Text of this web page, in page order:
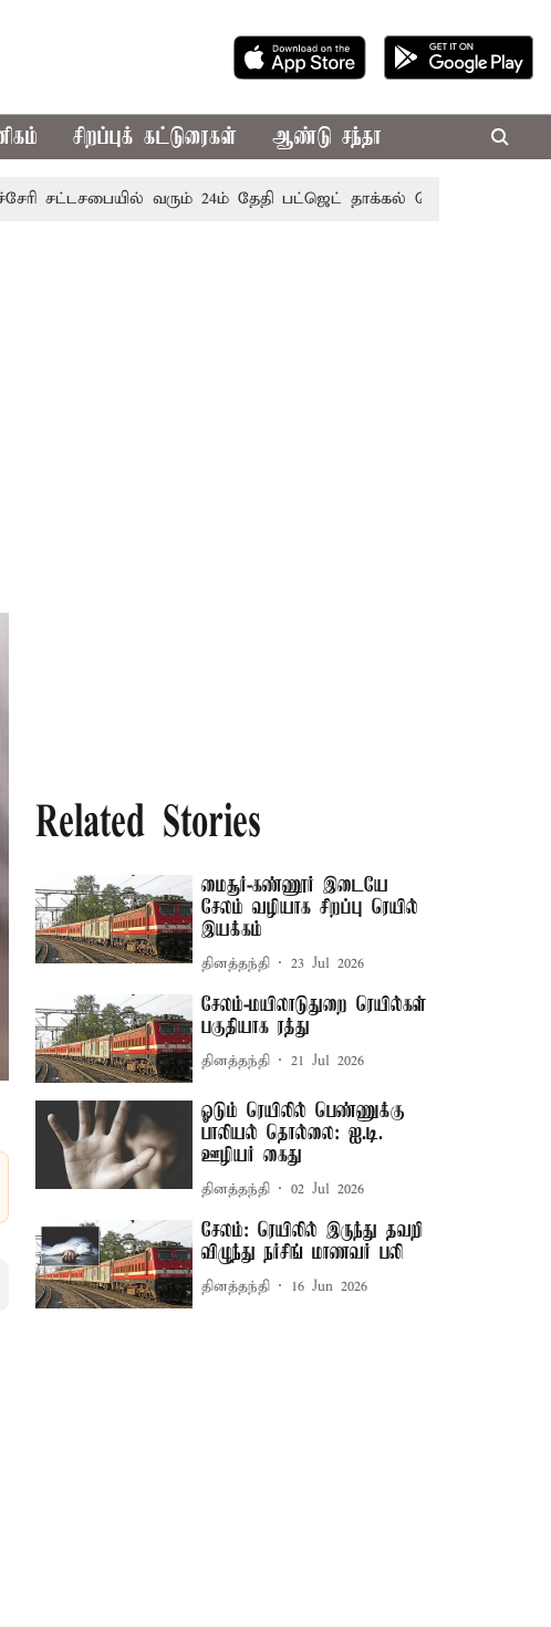
சிறப்புக் கட்டுரைகள் ஆண்டு சந்தா
வரும் 24ம் தேதி பட்ஜெட் தாக்கல் செய்கிறார் முதல்-அமைச்சர்
Related Stories
மைசூர்-கண்ணூர் இடையே
சேலம் வழியாக சிறப்பு ரெயில்
இயக்கம்
தினத்தந்தி 23 Jul 2026
சேலம்-மயிலாடுதுறை ரெயில்கள்
பகுதியாக ரத்து
தினத்தந்தி 21 Jul 2026
ஓடும் ரெயிலில் பெண்ணுக்கு
பாலியல் தொல்லை: ஐ.டி.
ஊழியர் கைது
தினத்தந்தி 02 Jul 2026
சேலம்: ரெயிலில் இருந்து தவறி
விழுந்து நர்சிங் மாணவர் பலி
தினத்தந்தி 16 Jun 2026